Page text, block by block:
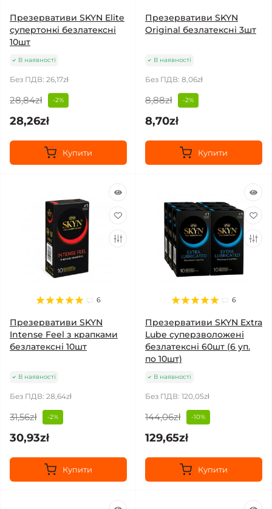
Презервативи SKYN Elite
супертонкі безлатексні
10шт
В наявності
Без ПДВ: 26,17zł
28,84zł -2%
28,26zł
Купити
Презервативи SKYN
Original безлатексні 3шт
В наявності
Без ПДВ: 8,06zł
8,88zł -2%
8,70zł
Купити
6
Презервативи SKYN
Intense Feel з крапками
безлатексні 10шт
В наявності
Без ПДВ: 28,64zł
31,56zł -2%
30,93zł
Купити
6
Презервативи SKYN Extra
Lube суперзволожені
безлатексні 60шт (6 уп.
по 10шт)
В наявності
Без ПДВ: 120,05zł
144,06zł -10%
129,65zł
Купити